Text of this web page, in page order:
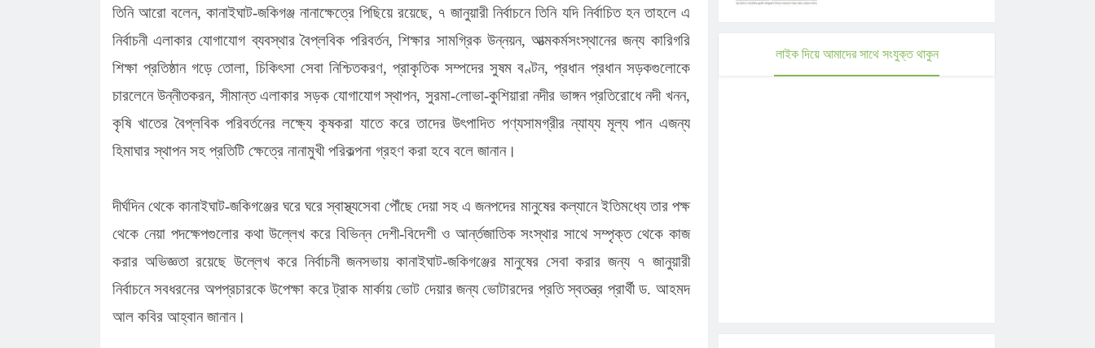
তিনি আরো বলেন, কানাইঘাট-জকিগঞ্জ নানাক্ষেত্রে পিছিয়ে রয়েছে, ৭ জানুয়ারী নির্বাচনে তিনি যদি নির্বাচিত হন তাহলে এ
নির্বাচনী এলাকার যোগাযোগ ব্যবস্থার বৈপ্লবিক পরিবর্তন, শিক্ষার সামগ্রিক উন্নয়ন, আত্মকর্মসংস্থানের জন্য কারিগরি
শিক্ষা প্রতিষ্ঠান গড়ে তোলা, চিকিৎসা সেবা নিশ্চিতকরণ, প্রাকৃতিক সম্পদের সুষম বণ্টন, প্রধান প্রধান সড়কগুলোকে
চারলেনে উন্নীতকরন, সীমান্ত এলাকার সড়ক যোগাযোগ স্থাপন, সুরমা-লোভা-কুশিয়ারা নদীর ভাঙ্গন প্রতিরোধে নদী খনন,
কৃষি খাতের বৈপ্লবিক পরিবর্তনের লক্ষ্যে কৃষকরা যাতে করে তাদের উৎপাদিত পণ্যসামগ্রীর ন্যায্য মূল্য পান এজন্য
হিমাঘার স্থাপন সহ প্রতিটি ক্ষেত্রে নানামুখী পরিকল্পনা গ্রহণ করা হবে বলে জানান।
দীর্ঘদিন থেকে কানাইঘাট-জকিগঞ্জের ঘরে ঘরে স্বাস্থ্যসেবা পৌঁছে দেয়া সহ এ জনপদের মানুষের কল্যানে ইতিমধ্যে তার পক্ষ
থেকে নেয়া পদক্ষেপগুলোর কথা উল্লেখ করে বিভিন্ন দেশী-বিদেশী ও আর্ন্তজাতিক সংস্থার সাথে সম্পৃক্ত থেকে কাজ
করার অভিজ্ঞতা রয়েছে উল্লেখ করে নির্বাচনী জনসভায় কানাইঘাট-জকিগঞ্জের মানুষের সেবা করার জন্য ৭ জানুয়ারী
নির্বাচনে সবধরনের অপপ্রচারকে উপেক্ষা করে ট্রাক মার্কায় ভোট দেয়ার জন্য ভোটারদের প্রতি স্বতন্ত্র প্রার্থী ড. আহমদ
আল কবির আহ্বান জানান।
লাইক দিয়ে আমাদের সাথে সংযুক্ত থাকুন